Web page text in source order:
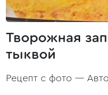
Творожная
тыквой
Рецепт с фото —